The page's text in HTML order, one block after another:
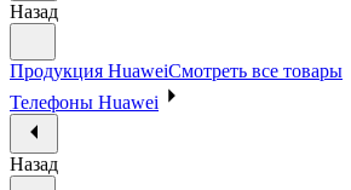
Назад
Продукция HuaweiСмотреть все товары
Телефоны Huawei
Назад